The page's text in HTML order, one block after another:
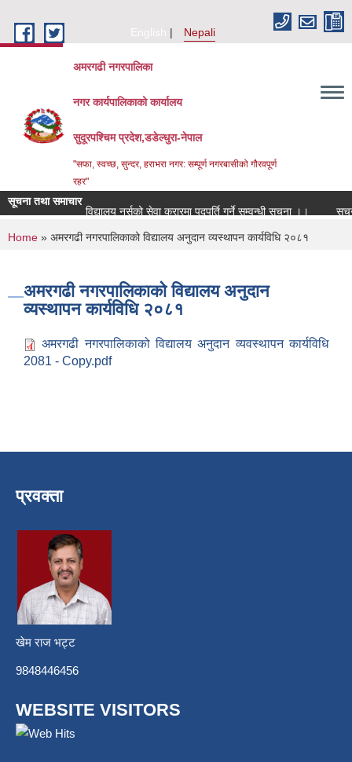
English
Nepali
अमरगढी नगरपालिका
नगर कार्यपालिकाको कार्यालय
सुदूरपश्चिम प्रदेश,डडेल्धुरा-नेपाल
"सफा, स्वच्छ, सुन्दर, हराभरा नगर: सम्पूर्ण नगरबासीको गौरवपूर्ण
रहर"
सूचना तथा समाचार
विद्यालय नर्सको सेवा करारमा पदपूर्ति गर्ने सम्वन्धी सूचना ।।
You are here
Home » अमरगढी नगरपालिकाको विद्यालय अनुदान व्यस्थापन कार्यविधि २०८१
अमरगढी नगरपालिकाको विद्यालय अनुदान
व्यस्थापन कार्यविधि २०८१
अमरगढी नगरपालिकाको विद्यालय अनुदान व्यवस्थापन कार्यविधि
2081 - Copy.pdf
प्रवक्ता
खेम राज भट्ट
9848446456
WEBSITE VISITORS